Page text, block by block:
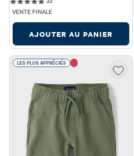
VENTE FINALE
AJOUTER AU PANIER
LES PLUS APPRÉCIÉS